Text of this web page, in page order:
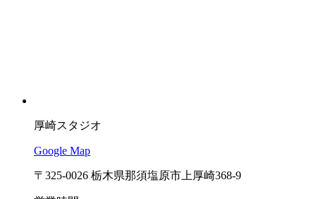
厚崎スタジオ
Google Map
〒325-0026 栃木県那須塩原市上厚崎368-9